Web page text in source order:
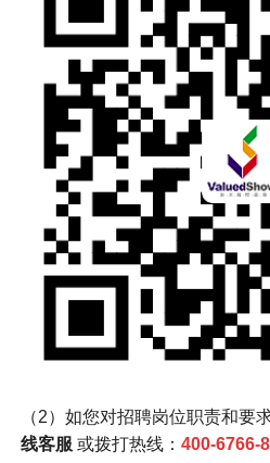
（2）如您对招聘岗位职责和要
线客服 或拨打热线： 400-6766-